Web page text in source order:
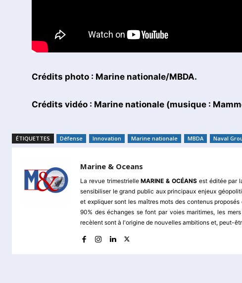
Crédits photo : Marine nationale/MBDA.
Crédits vidéo : Marine nationale (musique :
ÉTIQUETTES Défense Innovation Marine nationale MBDA Naval
Marine & Oceans
La revue trimestrielleMARINE & OCÉANS est éditée par
sensibiliser le grand public aux principaux enjeux
et expliquer sont les maîtres mots des contenus
90% des échanges se font par voies maritimes, les
recèlent sont à l'origine de nouvelles ambitions et, peut-